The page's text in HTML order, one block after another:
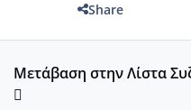
Share
Μετάβαση στην Λίστα